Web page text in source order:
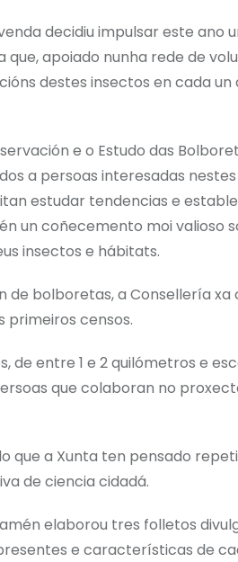
decidiu impulsar este ano
apoiado nunha rede de
destes insectos en cada un
e o Estudo das
a persoas interesadas
estudar tendencias e
un coñecemento moi valioso
insectos e hábitats.
de bolboretas, a Consellería xa
primeiros censos.
entre 1 e 2 quilómetros e
que colaboran no
que a Xunta ten pensado
de ciencia cidadá.
elaborou tres folletos
e características de